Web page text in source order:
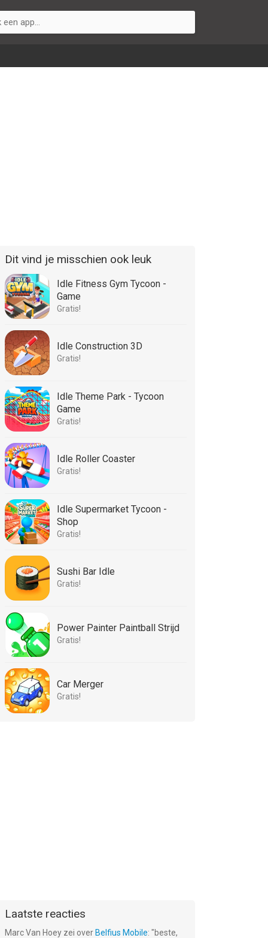
Dit vind je misschien ook leuk
Idle Fitness Gym Tycoon -
Game
Gratis!
Idle Construction 3D
Gratis!
Idle Theme Park - Tycoon
Game
Gratis!
Idle Roller Coaster
Gratis!
Idle Supermarket Tycoon -
Shop
Gratis!
Sushi Bar Idle
Gratis!
Power Painter Paintball Strijd
Gratis!
Car Merger
Gratis!
Laatste reacties
Marc Van Hoey zei over Belfius Mobile: "beste,